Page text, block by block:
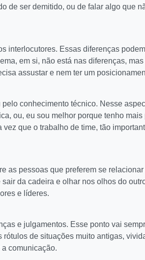
de ser demitido, ou de falar algo que
interlocutores. Essas diferenças
em si, não está nas diferenças,
assustar e nem ter um
conhecimento técnico. Nesse
ou, eu sou melhor porque tenho
que o trabalho de time, tão
as pessoas que preferem se
da cadeira e olhar nos olhos do
e líderes.
e julgamentos. Esse ponto vai
rótulos de situações muito antigas,
comunicação.